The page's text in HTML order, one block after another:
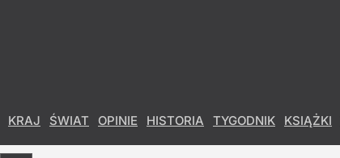
KRAJ ŚWIAT OPINIE HISTORIA TYGODNIK KSIĄŻKI